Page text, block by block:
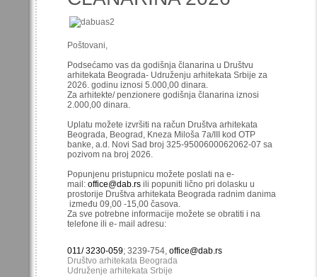
Poštovani,
Podsećamo vas da godišnja članarina u Društvu
arhitekata Beograda- Udruženju arhitekata Srbije za
2026. godinu iznosi 5.000,00 dinara.
Za arhitekte/ penzionere godišnja članarina iznosi
2.000,00 dinara.
Uplatu možete izvršiti na račun Društva arhitekata
Beograda, Beograd, Kneza Miloša 7a/III kod OTP
banke, a.d. Novi Sad broj 325-9500600062062-07 sa
pozivom na broj 2026.
Popunjenu pristupnicu možete poslati na e-
mail: office@dab.rs ili popuniti lično pri dolasku u
prostorije Društva arhitekata Beograda radnim danima
između 09,00 -15,00 časova.
Za sve potrebne informacije možete se obratiti i na
telefone ili e- mail adresu:
011/ 3230-059; 3239-754, office@dab.rs
Društvo arhitekata Beograda
Udruženje arhitekata Srbije